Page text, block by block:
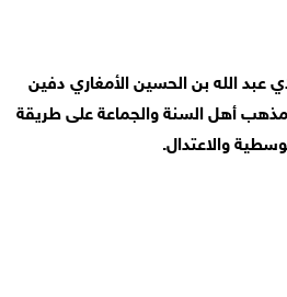
التي وقعت في 1578 ميلادية على يد سيدي امحمد بن علي بن ريسون المتوفى عام 1609 بإذن شيخه مولاي عبد الله بن الحسين الأمغاري دفين
أهل السنة والجماعة على طريقة
والاعتدال.